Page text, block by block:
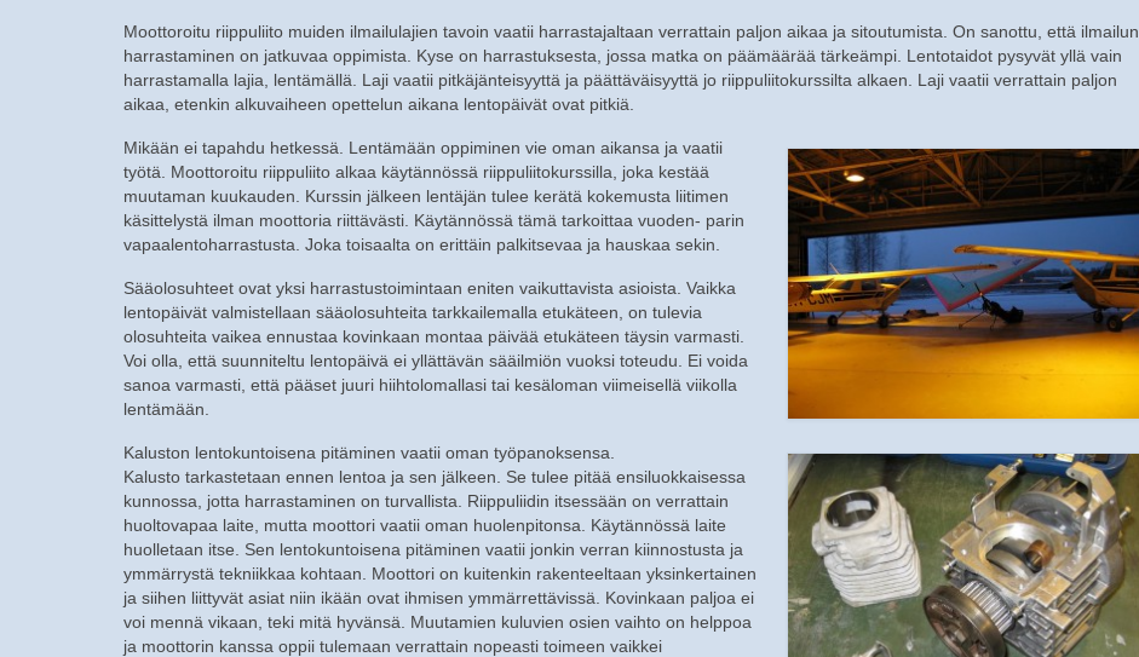
Moottoroitu riippuliito muiden ilmailulajien tavoin vaatii harrastajaltaan verrattain paljon aikaa ja sitoutumista. On sanottu, että ilmailun
harrastaminen on jatkuvaa oppimista. Kyse on harrastuksesta, jossa matka on päämäärää tärkeämpi. Lentotaidot pysyvät yllä vain
harrastamalla lajia, lentämällä. Laji vaatii pitkäjänteisyyttä ja päättäväisyyttä jo riippuliitokurssilta alkaen. Laji vaatii verrattain paljon
aikaa, etenkin alkuvaiheen opettelun aikana lentopäivät ovat pitkiä.
Mikään ei tapahdu hetkessä. Lentämään oppiminen vie oman aikansa ja vaatii
työtä. Moottoroitu riippuliito alkaa käytännössä riippuliitokurssilla, joka kestää
muutaman kuukauden. Kurssin jälkeen lentäjän tulee kerätä kokemusta liitimen
käsittelystä ilman moottoria riittävästi. Käytännössä tämä tarkoittaa vuoden- parin
vapaalentoharrastusta. Joka toisaalta on erittäin palkitsevaa ja hauskaa sekin.
Sääolosuhteet ovat yksi harrastustoimintaan eniten vaikuttavista asioista. Vaikka
lentopäivät valmistellaan sääolosuhteita tarkkailemalla etukäteen, on tulevia
olosuhteita vaikea ennustaa kovinkaan montaa päivää etukäteen täysin varmasti.
Voi olla, että suunniteltu lentopäivä ei yllättävän sääilmiön vuoksi toteudu. Ei voida
sanoa varmasti, että pääset juuri hiihtolomallasi tai kesäloman viimeisellä viikolla
lentämään.
Kaluston lentokuntoisena pitäminen vaatii oman työpanoksensa.
Kalusto tarkastetaan ennen lentoa ja sen jälkeen. Se tulee pitää ensiluokkaisessa
kunnossa, jotta harrastaminen on turvallista. Riippuliidin itsessään on verrattain
huoltovapaa laite, mutta moottori vaatii oman huolenpitonsa. Käytännössä laite
huolletaan itse. Sen lentokuntoisena pitäminen vaatii jonkin verran kiinnostusta ja
ymmärrystä tekniikkaa kohtaan. Moottori on kuitenkin rakenteeltaan yksinkertainen
ja siihen liittyvät asiat niin ikään ovat ihmisen ymmärrettävissä. Kovinkaan paljoa ei
voi mennä vikaan, teki mitä hyvänsä. Muutamien kuluvien osien vaihto on helppoa
ja moottorin kanssa oppii tulemaan verrattain nopeasti toimeen vaikkei